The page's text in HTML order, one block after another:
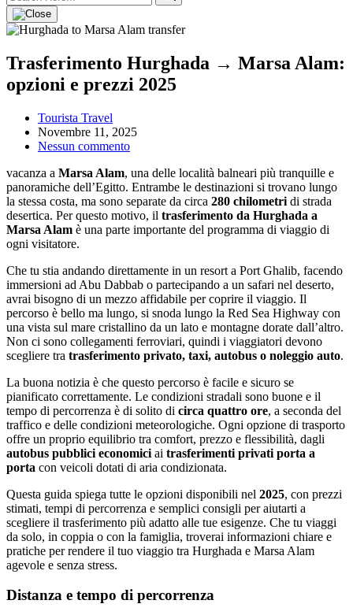
Trasferimento Hurghada → Marsa Alam:
opzioni e prezzi 2025
Tourista Travel
Novembre 11, 2025
Nessun commento
vacanza a Marsa Alam, una delle località balneari più tranquille e
panoramiche dell’Egitto. Entrambe le destinazioni si trovano lungo
la stessa costa, ma sono separate da circa 280 chilometri di strada
desertica. Per questo motivo, il trasferimento da Hurghada a
Marsa Alam è una parte importante del programma di viaggio di
ogni visitatore.
Che tu stia andando direttamente in un resort a Port Ghalib, facendo
immersioni ad Abu Dabbab o partecipando a un safari nel deserto,
avrai bisogno di un mezzo affidabile per coprire il viaggio. Il
percorso è bello ma lungo, si snoda lungo la Red Sea Highway con
una vista sul mare cristallino da un lato e montagne dorate dall’altro.
Non ci sono collegamenti ferroviari, quindi i viaggiatori devono
scegliere tra trasferimento privato, taxi, autobus o noleggio auto.
La buona notizia è che questo percorso è facile e sicuro se
pianificato correttamente. Le condizioni stradali sono buone e il
tempo di percorrenza è di solito di circa quattro ore, a seconda del
traffico e delle condizioni meteorologiche. Ogni opzione di trasporto
offre un proprio equilibrio tra comfort, prezzo e flessibilità, dagli
autobus pubblici economici ai trasferimenti privati porta a
porta con veicoli dotati di aria condizionata.
Questa guida spiega tutte le opzioni disponibili nel 2025, con prezzi
stimati, tempi di percorrenza e semplici consigli per aiutarti a
scegliere il trasferimento più adatto alle tue esigenze. Che tu viaggi
da solo, in coppia o con la famiglia, troverai informazioni chiare e
pratiche per rendere il tuo viaggio tra Hurghada e Marsa Alam
agevole e senza stress.
Distanza e tempo di percorrenza